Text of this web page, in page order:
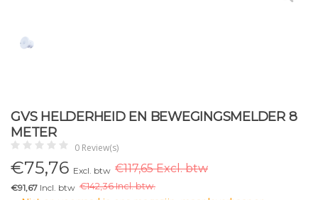
GVS HELDERHEID EN BEWEGINGSMELDER 8
METER
0 Review(s)
€75,76 Excl. btw €117,65 Excl. btw
€91,67 Incl. btw €142,36 Incl. btw.